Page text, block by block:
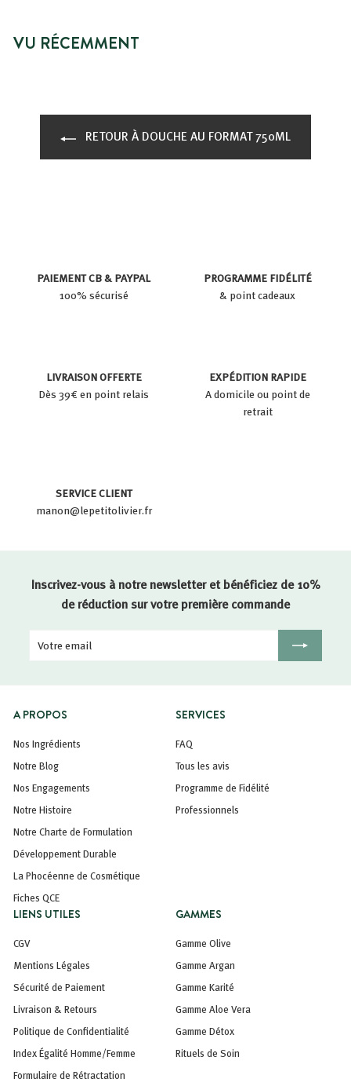
VU RÉCEMMENT
RETOUR À DOUCHE AU FORMAT 750ML
PAIEMENT CB & PAYPAL
100% sécurisé
PROGRAMME FIDÉLITÉ
& point cadeaux
LIVRAISON OFFERTE
Dès 39€ en point relais
EXPÉDITION RAPIDE
A domicile ou point de
retrait
SERVICE CLIENT
manon@lepetitolivier.fr
Inscrivez-vous à notre newsletter et bénéficiez de 10%
de réduction sur votre première commande
Votre
Inscription
A PROPOS
Nos Ingrédients
Notre Blog
Nos Engagements
Notre Histoire
Notre Charte de Formulation
Développement Durable
La Phocéenne de Cosmétique
Fiches QCE
SERVICES
FAQ
Tous les avis
Programme de Fidélité
Professionnels
LIENS UTILES
CGV
Mentions Légales
Sécurité de Paiement
Livraison & Retours
Politique de Confidentialité
Index Égalité Homme/Femme
Formulaire de Rétractation
GAMMES
Gamme Olive
Gamme Argan
Gamme Karité
Gamme Aloe Vera
Gamme Détox
Rituels de Soin